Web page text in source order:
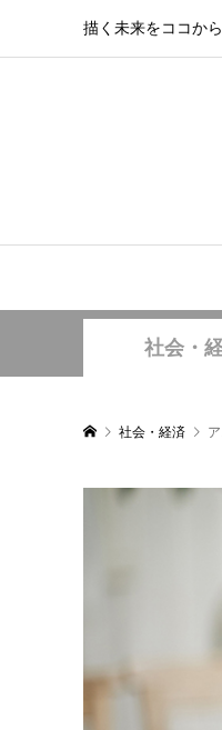
描く未来をココか
社会・
社会・経済